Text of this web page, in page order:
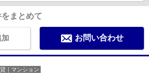
まとめて
お問い合わせ
｜マンション